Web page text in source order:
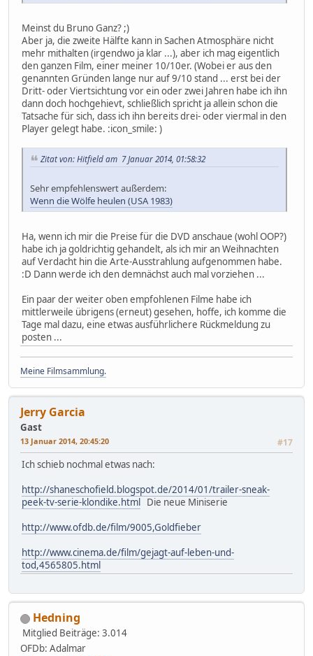
Meinst du Bruno Ganz? ;)
Aber ja, die zweite Hälfte kann in Sachen Atmosphäre nicht
mehr mithalten (irgendwo ja klar ...), aber ich mag eigentlich
den ganzen Film, einer meiner 10/10er. (Wobei er aus den
genannten Gründen lange nur auf 9/10 stand ... erst bei der
Dritt- oder Viertsichtung vor ein oder zwei Jahren habe ich ihn
dann doch hochgehievt, schließlich spricht ja allein schon die
Tatsache für sich, dass ich ihn bereits drei- oder viermal in den
Player gelegt habe. :icon_smile: )
Zitat von: Hitfield am 7 Januar 2014, 01:58:32
Sehr empfehlenswert außerdem:
Wenn die Wölfe heulen (USA 1983)
Ha, wenn ich mir die Preise für die DVD anschaue (wohl OOP?)
habe ich ja goldrichtig gehandelt, als ich mir an Weihnachten
auf Verdacht hin die Arte-Ausstrahlung aufgenommen habe.
:D Dann werde ich den demnächst auch mal vorziehen ...
Ein paar der weiter oben empfohlenen Filme habe ich
mittlerweile übrigens (erneut) gesehen, hoffe, ich komme die
Tage mal dazu, eine etwas ausführlichere Rückmeldung zu
posten ...
Meine Filmsammlung.
Jerry Garcia
Gast
13 Januar 2014, 20:45:20 #17
Ich schieb nochmal etwas nach:
http://shaneschofield.blogspot.de/2014/01/trailer-sneak-
peek-tv-serie-klondike.html Die neue Miniserie
http://www.ofdb.de/film/9005,Goldfieber
http://www.cinema.de/film/gejagt-auf-leben-und-
tod,4565805.html
Hedning
Mitglied Beiträge: 3.014
OFDb: Adalmar